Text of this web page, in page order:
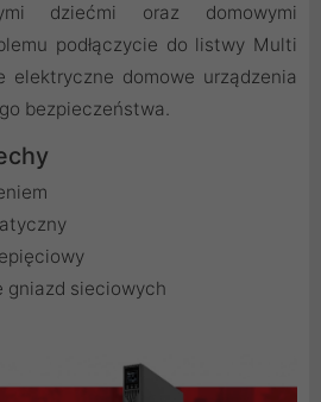
dziećmi oraz domowymi
podłączycie do listwy Multi
elektryczne domowe urządzenia
bezpieczeństwa.
gniazd sieciowych